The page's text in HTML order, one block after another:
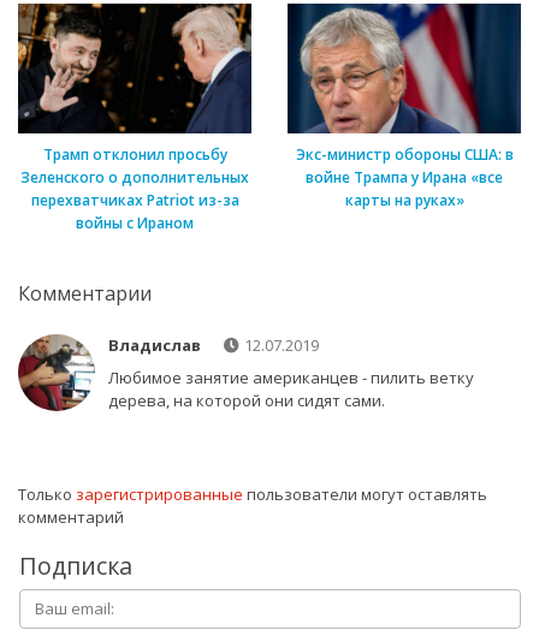
Трамп отклонил просьбу
Зеленского о дополнительных
перехватчиках Patriot из-за
войны с Ираном
Экс-министр обороны США: в
войне Трампа у Ирана «все
карты на руках»
Комментарии
Владислав
12.07.2019
Любимое занятие американцев - пилить ветку
дерева, на которой они сидят сами.
Только зарегистрированные пользователи могут оставлять
комментарий
Подписка